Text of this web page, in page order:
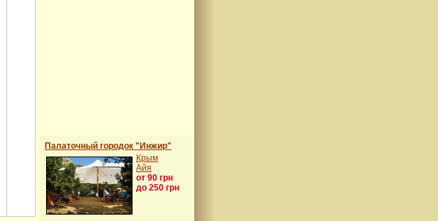
Палаточный городок "Инжир"
Крым
Айя
от 90 грн
до 250 грн